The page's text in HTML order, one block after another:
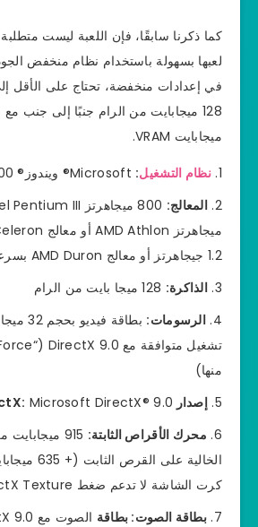
كما ذكرنا سابقًا، فإن اللعبة ليست
لعبها بسهولة باستخدام نظام منخفض
ميجابايت VRAM.
نظام التشغيل:
المعالج:
1.2 جيجاهرتز أو معالج AMD Duron بسرعة 1.2 جيجاهرتز
الذاكرة:
الرسومات:
بطاقة
منها)
إصدار DirectX: Microsoft DirectX® 9.0
محرك الأقراص الثابتة:
915
الخالية على
كرت الشاشة لا تدعم ضغط DirectX Texture)
بطاقة الصوت: بطاقة الصوت مع DirectX 9.0